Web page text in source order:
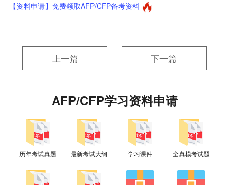
【资料申请】免费领取AFP/CFP备考资料
上一篇 下一篇
AFP/CFP学习资料申请
历年考试真题 最新考试大纲 学习课件 全真模考试题